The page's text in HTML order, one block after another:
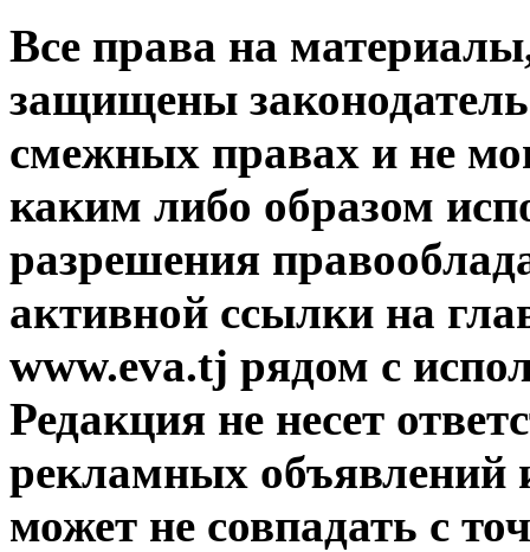
Все права на
защищены
смежных правах и не
каким либо образом
разрешения
активной ссылки на
www.eva.tj рядом с
Редакция не несет
рекламных объявлений
может не совпадать с